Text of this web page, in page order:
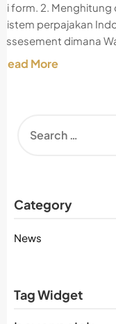
di form. 2.
Sistem perpajakan
assesement dimana
Read More
Category
News
Tag Widget